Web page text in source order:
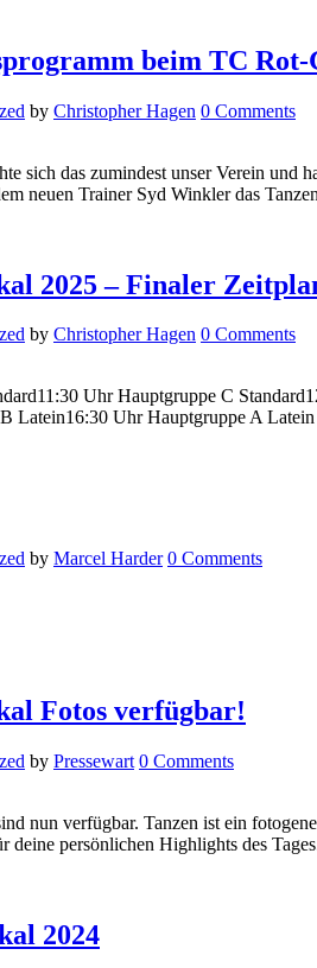
beim TC
by Christopher Hagen 0 Comments
sich das zumindest unser Verein
neuen Trainer Syd Winkler das
2025 – Finaler
by Christopher Hagen 0 Comments
Uhr Hauptgruppe C
Latein16:30 Uhr Hauptgruppe A
by Marcel Harder 0 Comments
Fotos verfügbar!
by Pressewart 0 Comments
nun verfügbar. Tanzen ist ein
deine persönlichen Highlights des
2024